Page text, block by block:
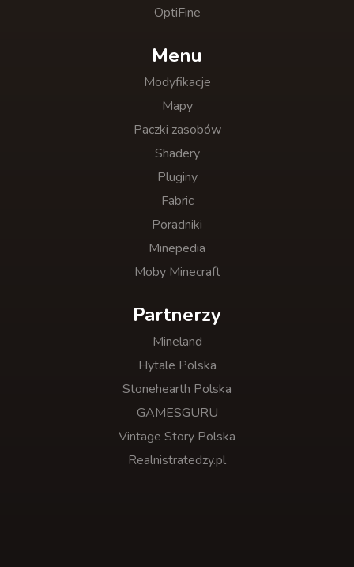
OptiFine
Menu
Modyfikacje
Mapy
Paczki zasobów
Shadery
Pluginy
Fabric
Poradniki
Minepedia
Moby Minecraft
Partnerzy
Mineland
Hytale Polska
Stonehearth Polska
GAMESGURU
Vintage Story Polska
Realnistratedzy.pl